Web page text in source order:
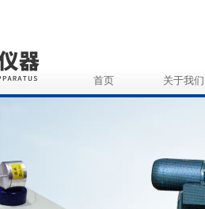
首页 关于我们